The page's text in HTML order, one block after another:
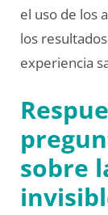
el uso de los
los
experiencia
sobre